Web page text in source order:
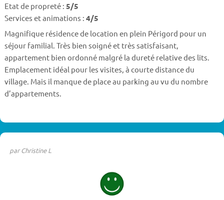
Etat de propreté : 5/5
Services et animations : 4/5
Magnifique résidence de location en plein Périgord pour un
séjour familial. Très bien soigné et très satisfaisant,
appartement bien ordonné malgré la dureté relative des lits.
Emplacement idéal pour les visites, à courte distance du
village. Mais il manque de place au parking au vu du nombre
d’appartements.
par Christine L